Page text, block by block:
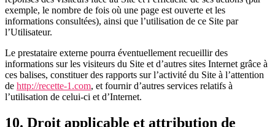
exemple, le nombre de fois où une page est ouverte et les
informations consultées), ainsi que l’utilisation de ce Site par
l’Utilisateur.
Le prestataire externe pourra éventuellement recueillir des
informations sur les visiteurs du Site et d’autres sites Internet grâce à
ces balises, constituer des rapports sur l’activité du Site à l’attention
de http://recette-1.com, et fournir d’autres services relatifs à
l’utilisation de celui-ci et d’Internet.
10. Droit applicable et attribution de